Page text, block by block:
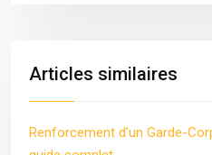
Articles similaires
Renforcement d’un Garde-